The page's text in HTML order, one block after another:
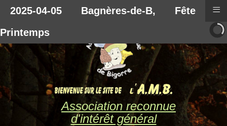
Association reconnue
d'intérêt général
2025-04-05 Bagnères-de-B, Fête du
Printemps
≡